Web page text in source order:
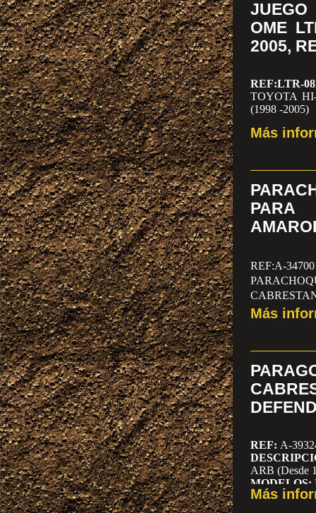
JUEGO
OME
2005,
REF:LTR-
TOYOTA
(1998 -2005)
REF:LTR-
REF:LTR-
TOYOTA
(1998 -2005)
(1998 -2005)
ANTES
Más
REF:A-
ANTES
Más
REF: A-
ARB (Desde
MODELOS:
FAMILIA:
Más